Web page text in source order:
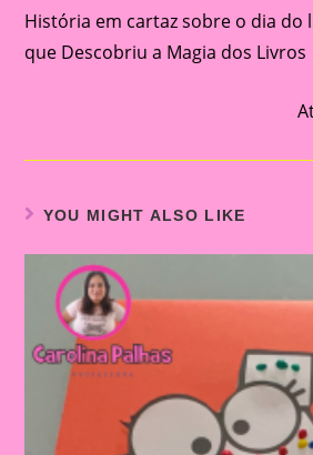
more
articles
História em cartaz sobre o dia do
que Descobriu a Magia dos Livros
YOU MIGHT ALSO LIKE